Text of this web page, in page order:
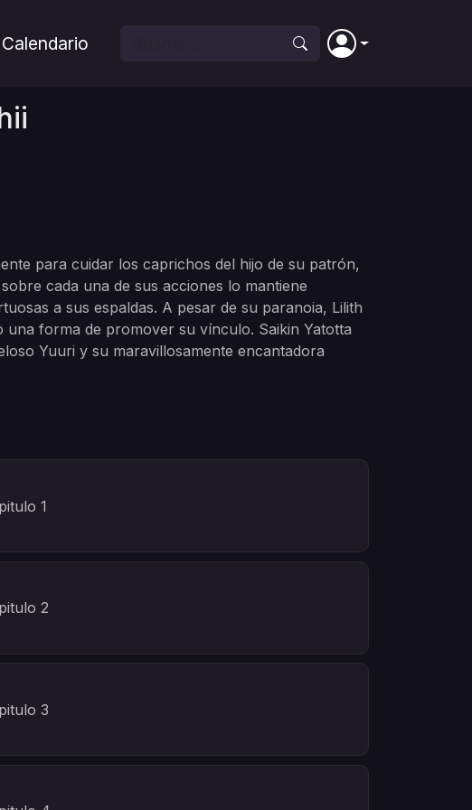
Calendario
para cuidar los caprichos del hijo de su patrón,
cada una de sus acciones lo mantiene
a sus espaldas. A pesar de su paranoia, Lilith
forma de promover su vínculo. Saikin Yatotta
Yuuri y su maravillosamente encantadora
1
2
3